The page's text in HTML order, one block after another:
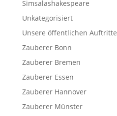
Simsalashakespeare
Unkategorisiert
Unsere öffentlichen Auftritte
Zauberer Bonn
Zauberer Bremen
Zauberer Essen
Zauberer Hannover
Zauberer Münster